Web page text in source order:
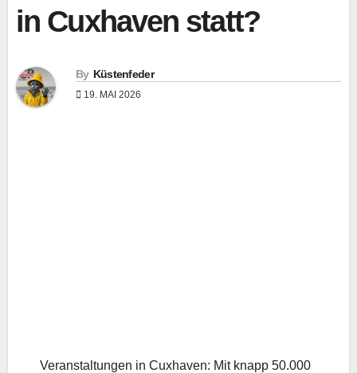
in Cuxhaven statt?
By Küstenfeder
19. MAI 2026
Veranstaltungen in Cuxhaven: Mit knapp 50.000